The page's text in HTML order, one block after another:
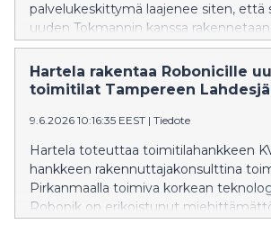
palvelukeskittymä laajenee siten, että
uuden Tokmannin kanssa
McDonald’s-ravintola sekä Neste Easy
autopesu. Hartela vastaa koko
hankekehityksestä ja rakentamisesta.
Hartela rakentaa Robonicille
toimitilat Tampereen
9.6.2026 10:16:35 EEST | Tiedote
Hartela toteuttaa toimitilahankkeen
hankkeen rakennuttajakonsulttina
Pirkanmaalla toimiva korkean
Robonik on erikoistunut